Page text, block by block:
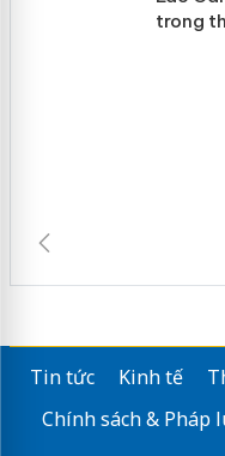
Tin tức Kinh tế
Chính sách & Pháp